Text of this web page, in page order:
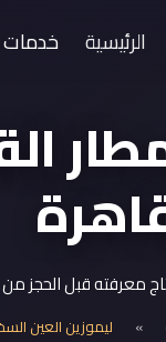
الرئيسية خدمات
قبل الحجز من
» ليموزين العين